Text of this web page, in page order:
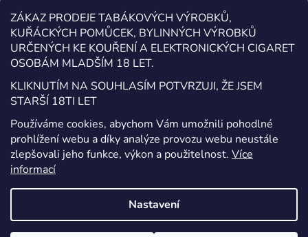
ZÁKAZ PRODEJE TABÁKOVÝCH VÝROBKŮ,
KUŘÁCKÝCH POMŮCEK, BYLINNÝCH VÝROBKŮ
URČENÝCH KE KOUŘENÍ A ELEKTRONICKÝCH CIGARET
OSOBÁM MLADŠÍM 18 LET.
KLIKNUTÍM NA SOUHLASÍM POTVRZUJI, ŽE JSEM
STARŠÍ 18TI LET
Používáme cookies, abychom Vám umožnili pohodlné
prohlížení webu a díky analýze provozu webu neustále
zlepšovali jeho funkce, výkon a použitelnost. Více
informací
Nastavení
Odebírat newsletter
Vložte svůj e-mail a my vám budeme zasílat informace o
nových produktech na našem e-shopu.
E-mail
Vložením e-mailu souhlasíte s
podmínkami ochrany
osobních údajů
PŘIHLÁSIT SE